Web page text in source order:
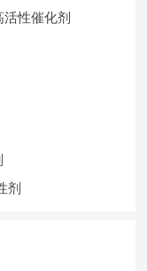
性催化剂
剂